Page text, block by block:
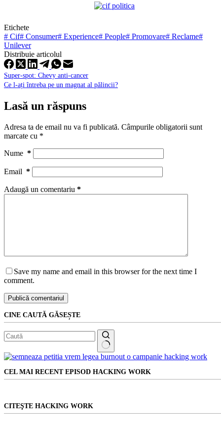
Etichete
# Cif# Consumer# Experience# People# Promovare# Reclame#
Unilever
Distribuie articolul
Super-spot: Chevy anti-cancer
Ce l-ați întreba pe un magnat al pălincii?
Lasă un răspuns
Adresa ta de email nu va fi publicată. Câmpurile obligatorii sunt
marcate cu *
Nume *
Email *
Adaugă un comentariu *
Save my name and email in this browser for the next time I
comment.
Publică comentariul
CINE CAUTĂ GĂSEȘTE
Niciun
CEL MAI RECENT EPISOD HACKING WORK
CITEŞTE HACKING WORK